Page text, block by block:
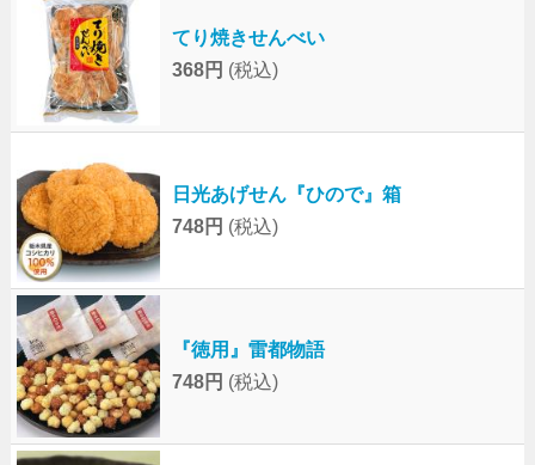
てり焼きせんべい
368円 (税込)
日光あげせん『ひので』箱
748円 (税込)
『徳用』雷都物語
748円 (税込)